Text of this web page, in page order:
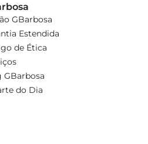
GBarbosa
Estendida
de Ética
GBarbosa
do Dia